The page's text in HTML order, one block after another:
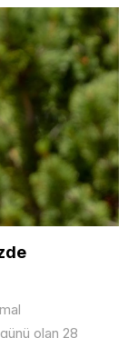
olan 28